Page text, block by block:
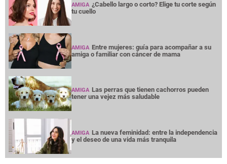
AMIGA ¿Cabello largo o corto? Elige tu corte según
tu cuello
AMIGA Entre mujeres: guía para acompañar a su
amiga o familiar con cáncer de mama
AMIGA Las perras que tienen cachorros pueden
tener una vejez más saludable
AMIGA La nueva feminidad: entre la independencia
y el deseo de una vida más tranquila